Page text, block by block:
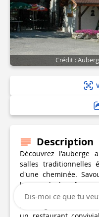
Crédit :
Description
Découvrez l'auberge
salles
d'une cheminée.
langue de bœuf,
disponibles à la
L'Auberge créée en
Dis-moi ce que tu